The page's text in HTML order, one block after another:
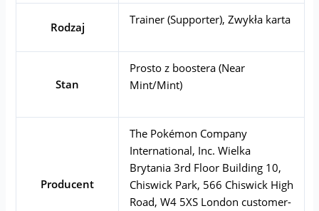
Rodzaj
Trainer (Supporter), Zwykła karta
Stan
Prosto z boostera (Near
Mint/Mint)
Producent
The Pokémon Company
International, Inc. Wielka
Brytania 3rd Floor Building 10,
Chiswick Park, 566 Chiswick High
Road, W4 5XS London customer-